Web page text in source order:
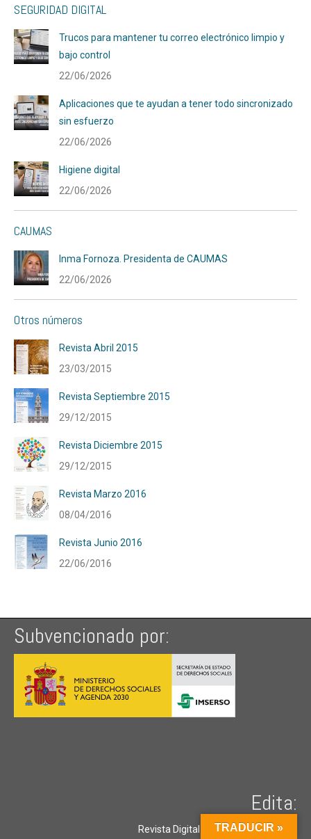
SEGURIDAD DIGITAL
Trucos para mantener tu correo electrónico limpio y
bajo control
22/06/2026
Aplicaciones que te ayudan a tener todo sincronizado
sin esfuerzo
22/06/2026
Higiene digital
22/06/2026
CAUMAS
Inma Fornoza. Presidenta de CAUMAS
22/06/2026
Otros números
Revista Abril 2015
23/03/2015
Revista Septiembre 2015
29/12/2015
Revista Diciembre 2015
29/12/2015
Revista Marzo 2016
08/04/2016
Revista Junio 2016
22/06/2016
Subvencionado por:
Edita:
Revista Digital Séniors Universitarios
TRADUCIR »